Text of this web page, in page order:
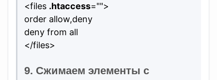
<files .htaccess="">
order allow,deny
deny from all
</files>
9. Сжимаем элементы с